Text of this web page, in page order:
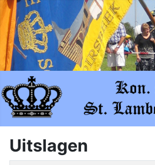
Uitslagen